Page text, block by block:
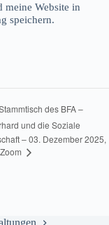
meine Website in
speichern.
des BFA –
und die Soziale
– 03. Dezember 2025,